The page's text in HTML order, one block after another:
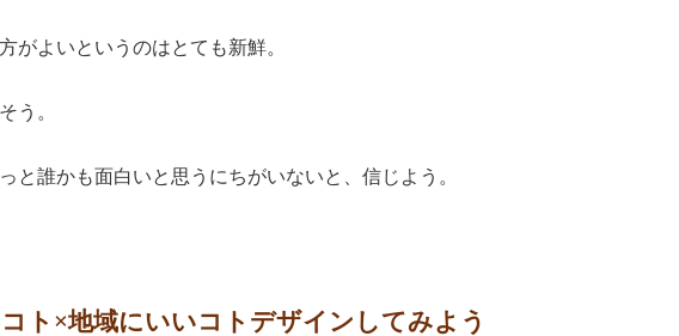
がよいというのはとても新鮮。
う。
と誰かも面白いと思うにちがいないと、信じよう。
コト×地域にいいコトデザインしてみよう